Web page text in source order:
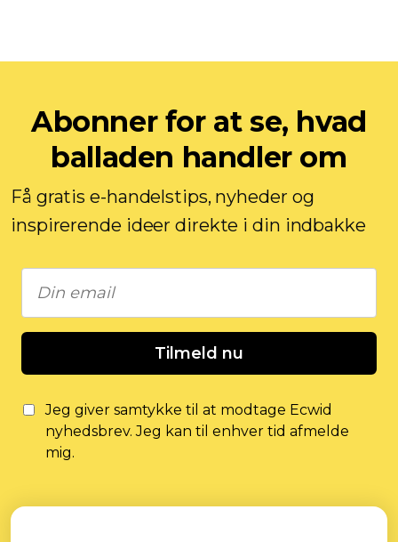
Abonner for at se, hvad
balladen handler om
Få gratis e-handelstips, nyheder og
inspirerende ideer direkte i din indbakke
Tilmeld nu
Jeg giver samtykke til at modtage Ecwid
nyhedsbrev. Jeg kan til enhver tid afmelde
mig.